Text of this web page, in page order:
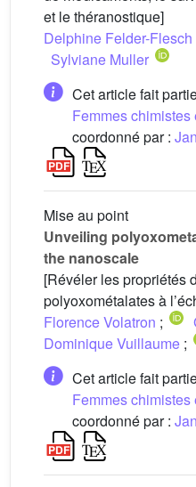
et le théranostique]
Delphine Felder-Flesch
Sylviane Muller
Cet article fait
Femmes
coordonné par :
Mise au point
Unveiling
the nanoscale
[Révéler les propriétés
polyoxométalates à
Florence Volatron ;
Dominique Vuillaume ;
Cet article fait
Femmes
coordonné par :